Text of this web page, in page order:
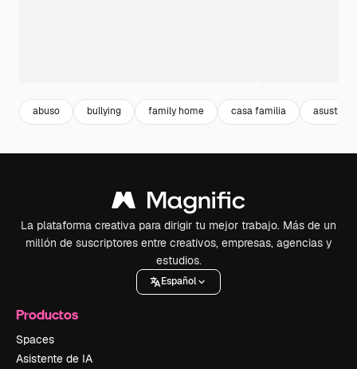
abuso bullying family home casa familia asustado
La plataforma creativa para dirigir tu mejor trabajo. Más de un
millón de suscriptores entre creativos, empresas, agencias y
estudios.
Español
Productos
Spaces
Asistente de IA